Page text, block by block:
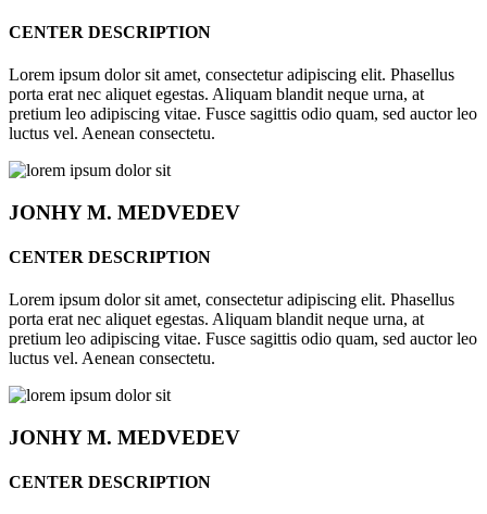
CENTER DESCRIPTION
Lorem ipsum dolor sit amet, consectetur adipiscing elit. Phasellus
porta erat nec aliquet egestas. Aliquam blandit neque urna, at
pretium leo adipiscing vitae. Fusce sagittis odio quam, sed auctor leo
luctus vel. Aenean consectetu.
JONHYM. MEDVEDEV
CENTER DESCRIPTION
Lorem ipsum dolor sit amet, consectetur adipiscing elit. Phasellus
porta erat nec aliquet egestas. Aliquam blandit neque urna, at
pretium leo adipiscing vitae. Fusce sagittis odio quam, sed auctor leo
luctus vel. Aenean consectetu.
JONHYM. MEDVEDEV
CENTER DESCRIPTION